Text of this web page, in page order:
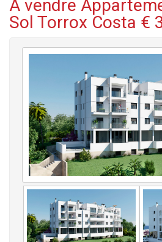
À vendre
Sol Torrox Costa €